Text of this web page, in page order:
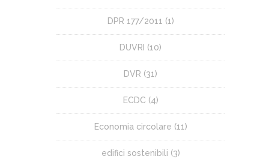
DPR 177/2011 (1)
DUVRI (10)
DVR (31)
ECDC (4)
Economia circolare (11)
edifici sostenibili (3)